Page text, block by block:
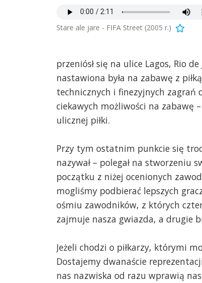
Stare ale jare - FIFA Street (2005 r.)
przeniósł się na ulice Lagos, Rio
nastawiona była na zabawę z
technicznych i finezyjnych
ciekawych możliwości na zabawę
ulicznej piłki.
Przy tym ostatnim punkcie się
nazywał – polegał na stworzeniu
początku z niżej ocenionych
mogliśmy podbierać lepszych
ośmiu zawodników, z których
zajmuje nasza gwiazda, a drugie
Jeżeli chodzi o piłkarzy, którymi
Dostajemy dwanaście
nas nazwiska od razu wprawią